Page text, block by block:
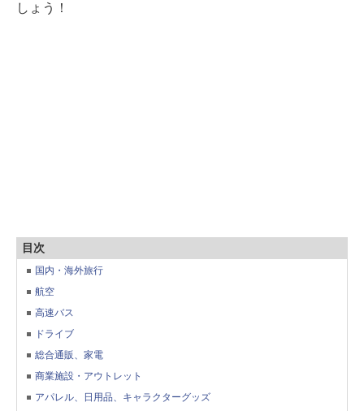
しょう！
目次
国内・海外旅行
航空
高速バス
ドライブ
総合通販、家電
商業施設・アウトレット
アパレル、日用品、キャラクターグッズ